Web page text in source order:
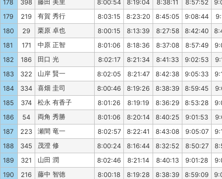
178
398 8:00:54 8:19:04 8:38:11 8:57:52
179
219 有賀 秀行 8:03:15 8:23:20 8:45:05 9:08:44
180
29 栗原 卓也 8:00:15 8:13:39 8:27:58 8:42:40
181
171 中原 正智 8:01:06 8:18:36 8:37:08 8:57:49
182
186 田口 光 8:02:17 8:21:34 8:41:33 9:02:53
183
322 山岸 賢一 8:02:05 8:21:47 8:42:38 9:05:33
184
334 喜畑 圭司 8:00:46 8:19:26 8:38:39 8:59:45
185
374 松永 有香子 8:01:26 8:19:19 8:36:29 8:53:28
186
54 両角 秀勝 8:01:06 8:20:14 8:40:25 9:01:53
187
223 瀬間 竜一 8:02:57 8:22:41 8:43:08 9:05:07
188
345 茂澄 修 8:00:24 8:16:44 8:32:52 8:50:27
189
321 山田 潤 8:02:46 8:21:14 8:40:13 9:01:28
190
216 藤中 智徳 8:00:18 8:19:28 8:38:39 8:59:09